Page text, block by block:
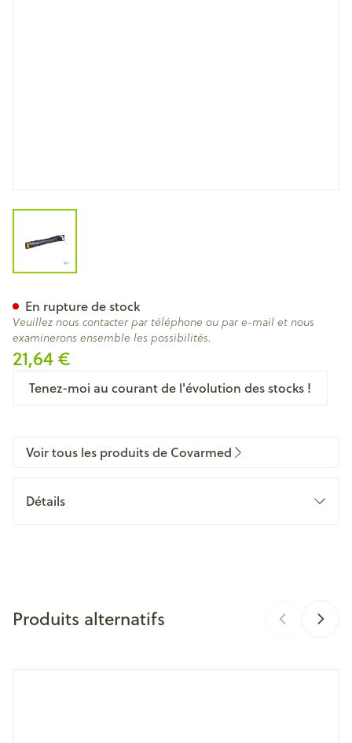
21,64 €
Tenez-moi au courant de l'évolution des stocks !
En rupture de stock
Veuillez nous contacter par téléphone ou par e-mail et nous
examinerons ensemble les possibilités.
Voir tous les produits de Covarmed
Détails
Marques Covarmed
Produits alternatifs